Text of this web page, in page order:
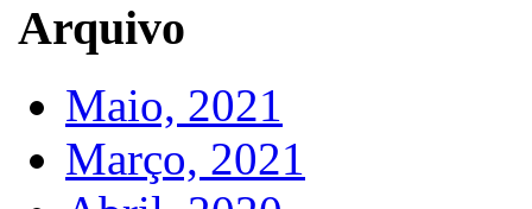
Arquivo
Maio, 2021
Março, 2021